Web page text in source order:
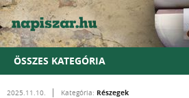
ÖSSZES KATEGÓRIA
2025.11.10. Kategória: Részegek